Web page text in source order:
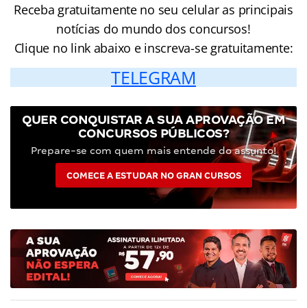
Receba gratuitamente no seu celular as principais
notícias do mundo dos concursos!
Clique no link abaixo e inscreva-se gratuitamente:
TELEGRAM
QUER CONQUISTAR A SUA APROVAÇÃO EM
CONCURSOS PÚBLICOS?
Prepare-se com quem mais entende do assunto!
COMECE A ESTUDAR NO GRAN CURSOS